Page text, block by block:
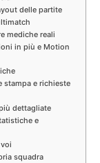
delle partite
mediche reali
in più e Motion
stampa e richieste
dettagliate
e
squadra